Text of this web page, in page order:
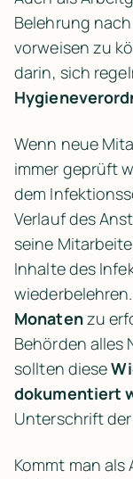
Belehrung
vorweisen zu
darin, sich
Wenn neue
immer geprüft
dem
Verlauf des
seine
Inhalte des
Monaten zu
Behörden alles
sollten diese
dokumentiert
Unterschrift
Kommt man